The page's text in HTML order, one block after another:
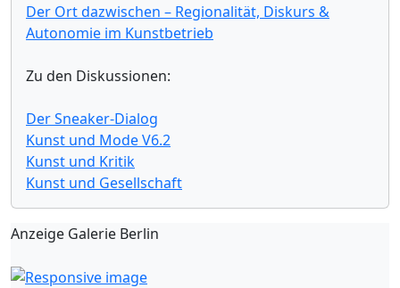
Der Ort dazwischen – Regionalität, Diskurs &
Autonomie im Kunstbetrieb
Zu den Diskussionen:
Der Sneaker-Dialog
Kunst und Mode V6.2
Kunst und Kritik
Kunst und Gesellschaft
Anzeige Galerie Berlin